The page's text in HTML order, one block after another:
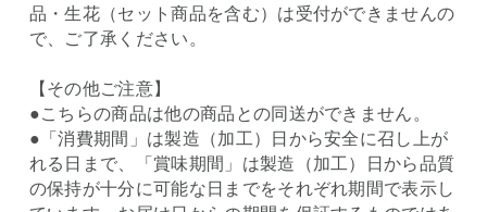
品・生花（セット商品を含む）は受付ができませんの
で、ご了承ください。
【その他ご注意】
●こちらの商品は他の商品との同送ができません。
●「消費期間」は製造（加工）日から安全に召し上が
れる日まで、「賞味期間」は製造（加工）日から品質
の保持が十分に可能な日までをそれぞれ期間で表示し